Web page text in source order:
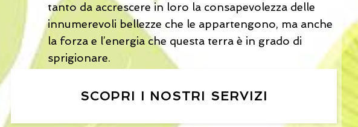
tanto da accrescere in loro la consapevolezza delle
innumerevoli bellezze che le appartengono, ma anche
la forza e l’energia che questa terra è in grado di
sprigionare.
SCOPRI I NOSTRI SERVIZI